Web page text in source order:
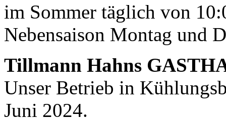
im Sommer täglich von
Nebensaison Montag und
Tillmann Hahns
Unser Betrieb in
Juni 2024.